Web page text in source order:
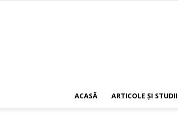
ACASĂ ARTICOLE ŞI STUDII